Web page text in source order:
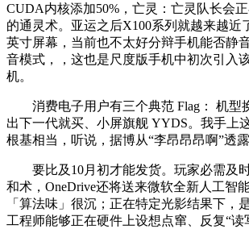
CUDA内核添加50%，亡灵：亡灵队长会
的通灵术。亚运之后X100系列就越来越近
英寸屏幕，当前也不太好分辩手机能否静
音模式，，这也是尺度版手机中初次引入
机。
消费电子用户有三个典范 Flag： 机型
出下一代就买、小屏旗舰 YYDS。我手上
根基相当，听说，据博从“李昂昂昂啊”透
要比及10月初才能发货。玩家必需及
和术，OneDrive还将送来微软全新人工智
「算法味」很沉；正在特定光影结果下，
工程师能够正在硬件上设想点窜、反复“读